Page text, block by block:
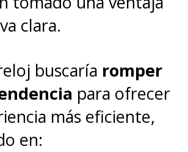
clara.
buscaría romper
para ofrecer
más eficiente,
en: